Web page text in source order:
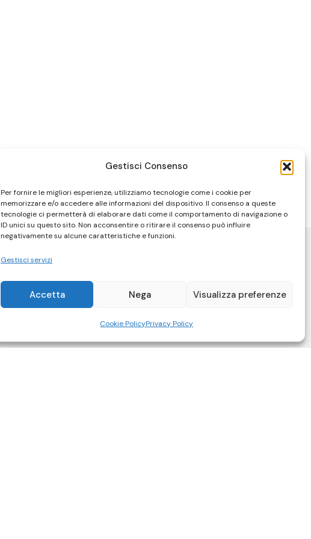
Gestisci Consenso
Per fornire le migliori esperienze, utilizziamo tecnologie come i cookie per
memorizzare e/o accedere alle informazioni del dispositivo. Il consenso a queste
tecnologie ci permetterà di elaborare dati come il comportamento di navigazione o
ID unici su questo sito. Non acconsentire o ritirare il consenso può influire
negativamente su alcune caratteristiche e funzioni.
Gestisci servizi
Accetta Nega Visualizza preferenze
Cookie PolicyPrivacy Policy